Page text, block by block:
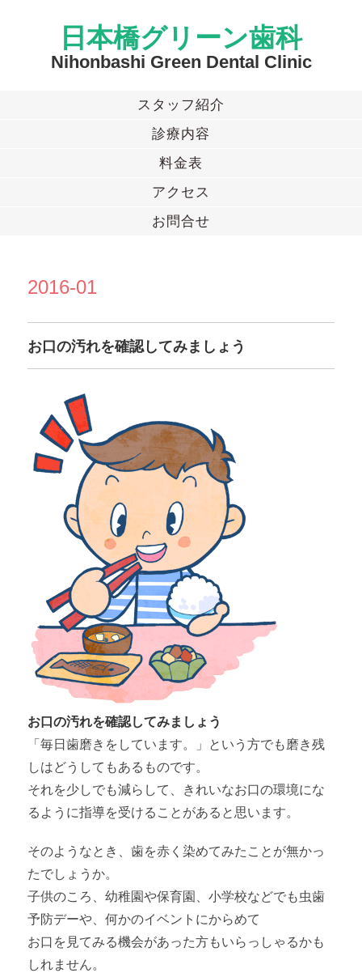
日本橋グリーン歯科
Nihonbashi Green Dental Clinic
スタッフ紹介
診療内容
料金表
アクセス
お問合せ
2016-01
お口の汚れを確認してみましょう
お口の汚れを確認してみましょう
「毎日歯磨きをしています。」という方でも磨き残
しはどうしてもあるものです。
それを少しでも減らして、きれいなお口の環境にな
るように指導を受けることがあると思います。
そのようなとき、歯を赤く染めてみたことが無かっ
たでしょうか。
子供のころ、幼稚園や保育園、小学校などでも虫歯
予防デーや、何かのイベントにからめて
お口を見てみる機会があった方もいらっしゃるかも
しれません。